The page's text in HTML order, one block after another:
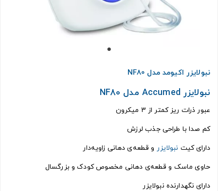
نبولایزر اکیومد مدل NF80
نبولایزر Accumed مدل NF80
عبور ذرات ریز کمتر از 3 میکرون
کم‌ صدا با طراحی جذب لرزش
دارای کیت نبولایزر و قطعه‌ی دهانی زاویه‌دار
حاوی ماسک و قطعه‌ی دهانی مخصوص کودک و بزرگسال
دارای نگهدارنده نبولایزر